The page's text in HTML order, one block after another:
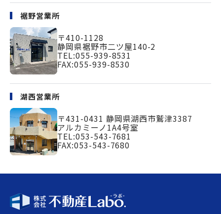
裾野営業所
〒410-1128
静岡県裾野市二ツ屋140-2
TEL:055-939-8531
FAX:055-939-8530
湖西営業所
〒431-0431 静岡県湖西市鷲津3387
アルカミーノ1A4号室
TEL:053-543-7681
FAX:053-543-7680